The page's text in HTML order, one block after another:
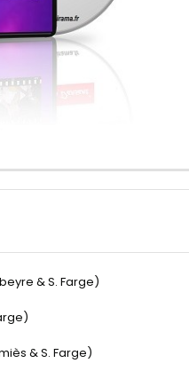
& S. Farge)
& S. Farge)